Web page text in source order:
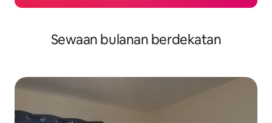
Sewaan bulanan berdekatan